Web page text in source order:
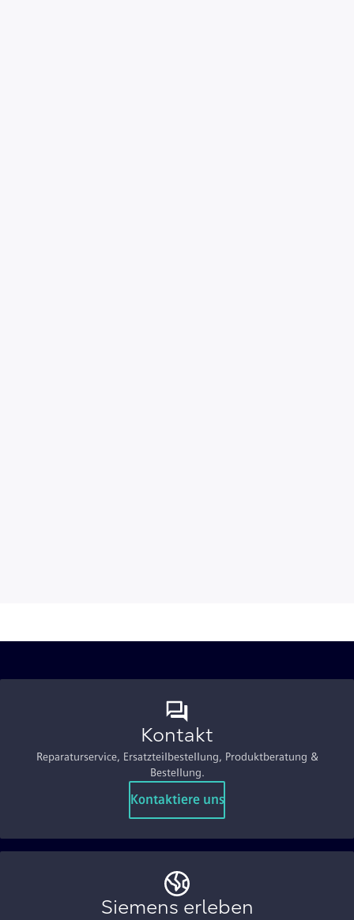
Kontakt
Reparaturservice, Ersatzteilbestellung, Produktberatung &
Bestellung.
Kontaktiere uns
Siemens erleben